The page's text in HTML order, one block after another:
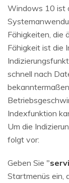
Windows 10 ist
Fähigkeiten, die
Fähigkeit ist die
schnell nach
Indexfunktion
Um die
folgt vor:
Geben Sie "
Startmenüs ein,